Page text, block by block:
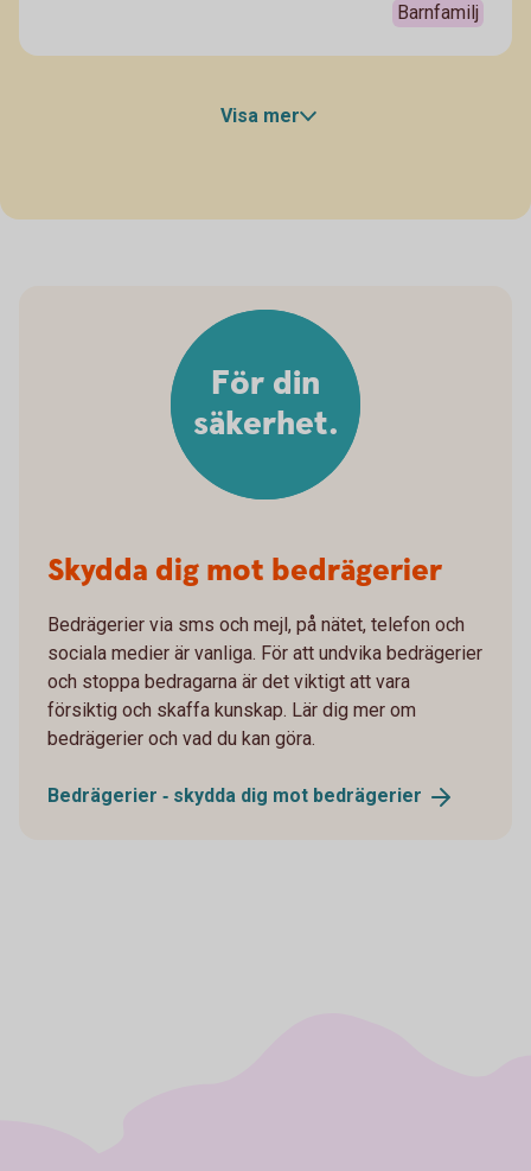
Barnfamilj
Visa mer
För din
säkerhet.
Skydda dig mot bedrägerier
Bedrägerier via sms och mejl, på nätet, telefon och
sociala medier är vanliga. För att undvika bedrägerier
och stoppa bedragarna är det viktigt att vara
försiktig och skaffa kunskap. Lär dig mer om
bedrägerier och vad du kan göra.
Bedrägerier ‐ skydda dig mot bedrägerier